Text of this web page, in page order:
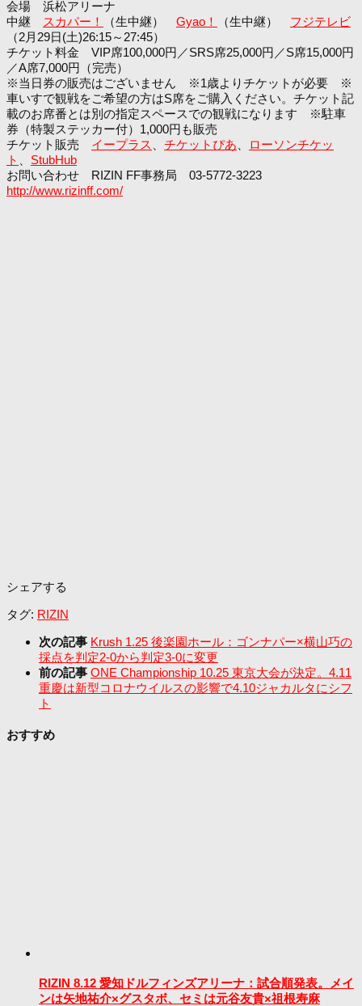
会場 浜松アリーナ
中継
スカパー！ （生中継） Gyao！ （生中継） フジテレビ
（2月29日(土)26:15～27:45）
チケット料金 VIP席100,000円／SRS席25,000円／S席15,000円
／A席7,000円（完売）
※当日券の販売はございません ※1歳よりチケットが必要 ※
車いすで観戦をご希望の方はS席をご購入ください。チケット記
載のお席番とは別の指定スペースでの観戦になります ※駐車
券（特製ステッカー付）1,000円も販売
チケット販売 イープラス チケットぴあ
ローソンチケッ
ト
StubHub
お問い合わせ RIZIN FF事務局 03-5772-3223
http://www.rizinff.com/
シェアする
タグ: RIZIN
次の記事 Krush 1.25 後楽園ホール：ゴンナパー×横山巧の
採点を判定2-0から判定3-0に変更
前の記事 ONE Championship 10.25 東京大会が決定。4.11
重慶は新型コロナウイルスの影響で4.10ジャカルタにシフ
ト
おすすめ
RIZIN 8.12 愛知ドルフィンズアリーナ：試合順発表。メイ
ンは矢地祐介×グスタボ、セミは元谷友貴×祖根寿麻